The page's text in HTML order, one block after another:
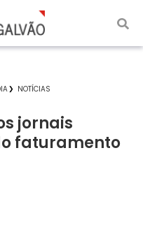
NOTÍCIAS
jornais
faturamento